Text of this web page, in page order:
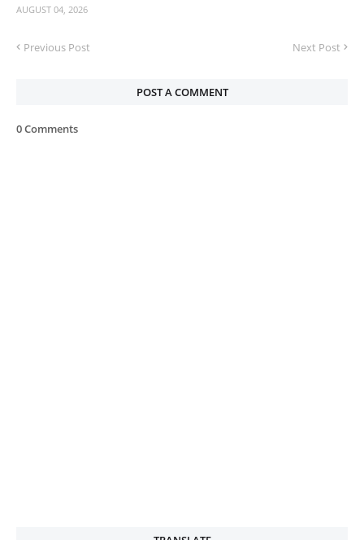
AUGUST 04, 2026
Previous Post Next Post
POST A COMMENT
0 Comments